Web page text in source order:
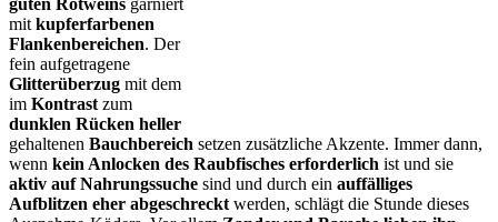
guten Rotweins garniert
mit kupferfarbenen
Flankenbereichen. Der
fein aufgetragene
Glitterüberzug mit dem
im Kontrast zum
dunklen Rücken heller
gehaltenen Bauchbereich setzen zusätzliche Akzente. Immer dann,
wenn kein Anlocken des Raubfisches erforderlich ist und sie
aktiv auf Nahrungssuche sind und durch ein auffälliges
Aufblitzen eher abgeschreckt werden, schlägt die Stunde dieses